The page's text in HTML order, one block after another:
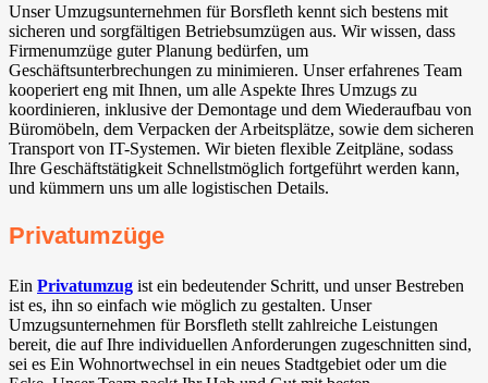
Unser Umzugsunternehmen für Borsfleth kennt sich bestens mit
sicheren und sorgfältigen Betriebsumzügen aus. Wir wissen, dass
Firmenumzüge guter Planung bedürfen, um
Geschäftsunterbrechungen zu minimieren. Unser erfahrenes Team
kooperiert eng mit Ihnen, um alle Aspekte Ihres Umzugs zu
koordinieren, inklusive der Demontage und dem Wiederaufbau von
Büromöbeln, dem Verpacken der Arbeitsplätze, sowie dem sicheren
Transport von IT-Systemen. Wir bieten flexible Zeitpläne, sodass
Ihre Geschäftstätigkeit Schnellstmöglich fortgeführt werden kann,
und kümmern uns um alle logistischen Details.
Privatumzüge
Ein Privatumzug ist ein bedeutender Schritt, und unser Bestreben
ist es, ihn so einfach wie möglich zu gestalten. Unser
Umzugsunternehmen für Borsfleth stellt zahlreiche Leistungen
bereit, die auf Ihre individuellen Anforderungen zugeschnitten sind,
sei es Ein Wohnortwechsel in ein neues Stadtgebiet oder um die